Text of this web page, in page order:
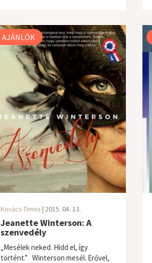
AJÁNLÓK
Kovács Tímea | 2015. 04. 13.
Jeanette Winterson: A
szenvedély
„Mesélek neked. Hidd el, így
történt.” Winterson mesél. Erővel,